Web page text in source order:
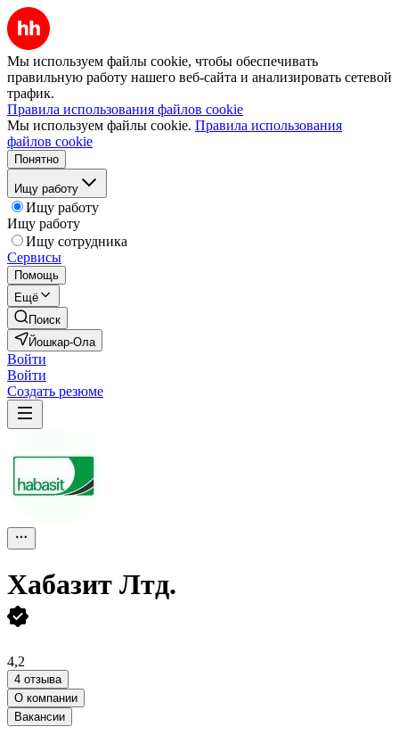
Мы используем файлы cookie, чтобы обеспечивать
правильную работу нашего веб-сайта и анализировать сетевой
трафик.
Правила использования файлов cookie
Мы используем файлы cookie. Правила использования
файлов cookie
Понятно
Ищу работу
Ищу работу
Ищу работу
Ищу сотрудника
Сервисы
Помощь
Ещё
Поиск
Йошкар-Ола
Войти
Войти
Создать резюме
Хабазит Лтд.
4,2
4 отзыва
О компании
Вакансии